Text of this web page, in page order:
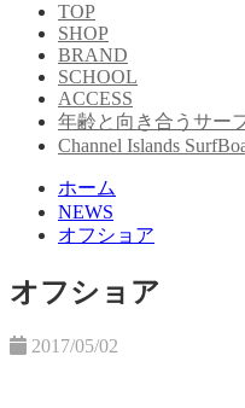
TOP
SHOP
BRAND
SCHOOL
ACCESS
年齢と向き合うサー
Channel Islands
ホーム
NEWS
オフショア
オフショア
2017/05/02